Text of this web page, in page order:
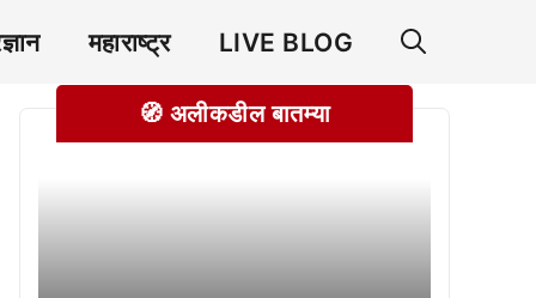
महाराष्ट्र LIVE BLOG
🧭 अलीकडील बातम्या